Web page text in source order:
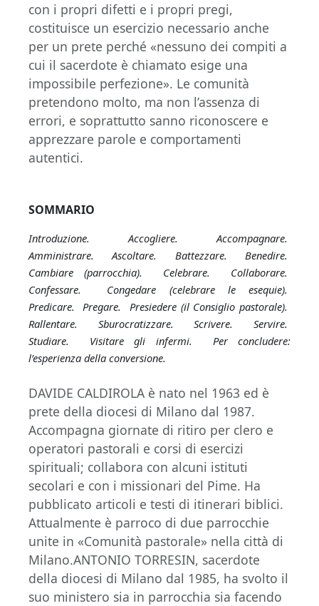
con i propri difetti e i propri pregi,
costituisce un esercizio necessario anche
per un prete perché «nessuno dei compiti a
cui il sacerdote è chiamato esige una
impossibile perfezione». Le comunità
pretendono molto, ma non l’assenza di
errori, e soprattutto sanno riconoscere e
apprezzare parole e comportamenti
autentici.
SOMMARIO
Introduzione. Accogliere. Accompagnare.
Amministrare. Ascoltare. Battezzare. Benedire.
Cambiare (parrocchia). Celebrare. Collaborare.
Confessare. Congedare (celebrare le esequie).
Predicare. Pregare. Presiedere (il Consiglio pastorale).
Rallentare. Sburocratizzare. Scrivere. Servire.
Studiare. Visitare gli infermi. Per concludere:
l’esperienza della conversione.
DAVIDE CALDIROLA è nato nel 1963 ed è
prete della diocesi di Milano dal 1987.
Accompagna giornate di ritiro per clero e
operatori pastorali e corsi di esercizi
spirituali; collabora con alcuni istituti
secolari e con i missionari del Pime. Ha
pubblicato articoli e testi di itinerari biblici.
Attualmente è parroco di due parrocchie
unite in «Comunità pastorale» nella città di
Milano.ANTONIO TORRESIN, sacerdote
della diocesi di Milano dal 1985, ha svolto il
suo ministero sia in parrocchia sia facendo